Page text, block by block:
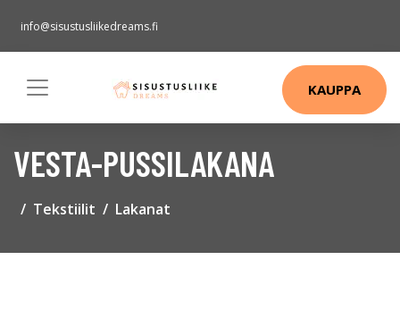
info@sisustusliikedreams.fi
KAUPPA
VESTA-PUSSILAKANA
Tekstiilit Lakanat